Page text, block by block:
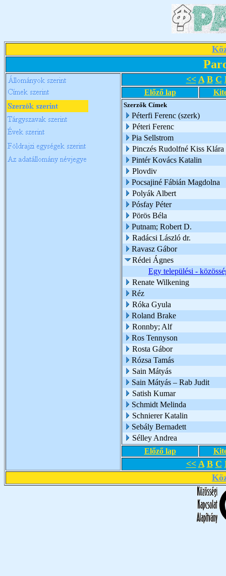
<< A B C
Előző lap
Szerzők Címek
Péterfi Ferenc (szerk)
Péteri Ferenc
Pia Sellstrom
Pinczés Rudolfné Kiss Klára
Pintér Kovács Katalin
Plovdiv
Pocsajiné Fábián Magdolna
Polyák Albert
Pósfay Péter
Pörös Béla
Putnam; Robert D.
Radácsi László dr.
Ravasz Gábor
Rédei Ágnes
Egy települési -
Renate Wilkening
Réz
Róka Gyula
Roland Brake
Ronnby; Alf
Ros Tennyson
Rosta Gábor
Rózsa Tamás
Sain Mátyás
Sain Mátyás – Rab Judit
Satish Kumar
Schmidt Melinda
Schnierer Katalin
Sebály Bernadett
Sélley Andrea
Előző lap
<< A B C